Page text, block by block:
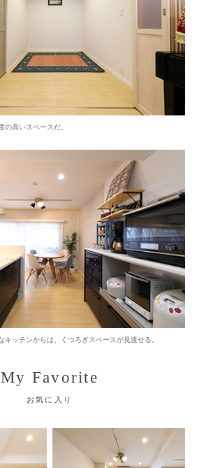
の高いスペースだ。
キッチンからは、くつろぎスペースが見渡せる。
My Favorite
お気に入り